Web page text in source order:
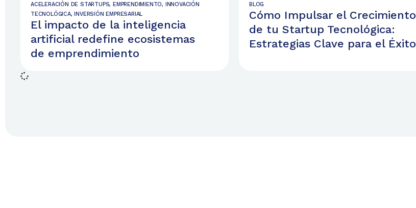
ACELERACIÓN DE STARTUPS,EMPRENDIMIENTO, INNOVACIÓN
TECNOLÓGICA,INVERSIÓN EMPRESARIAL
El impacto de la inteligencia
artificial redefine ecosistemas
de emprendimiento
BLOG
Cómo Impulsar el Crecimiento
de tu Startup Tecnológica:
Estrategias Clave para el Éxito